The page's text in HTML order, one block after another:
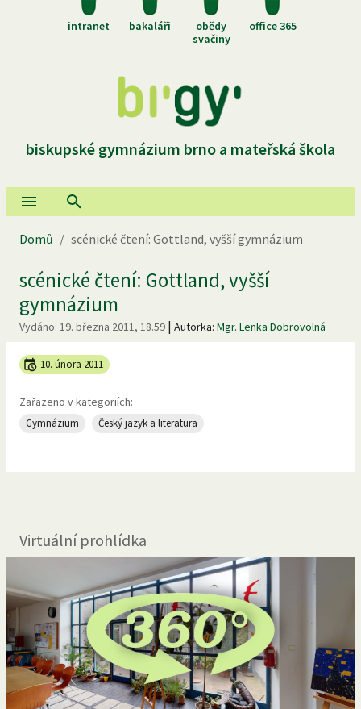
intranet bakaláři
obědy
svačiny
office 365
biskupské gymnázium brno a mateřská škola
Domů / scénické čtení: Gottland, vyšší gymnázium
scénické čtení: Gottland, vyšší
gymnázium
Vydáno: 19. března 2011, 18.59 | Autorka: Mgr. Lenka Dobrovolná
10. února 2011
Zařazeno v kategoriích:
Gymnázium Český jazyk a literatura
Virtuální prohlídka